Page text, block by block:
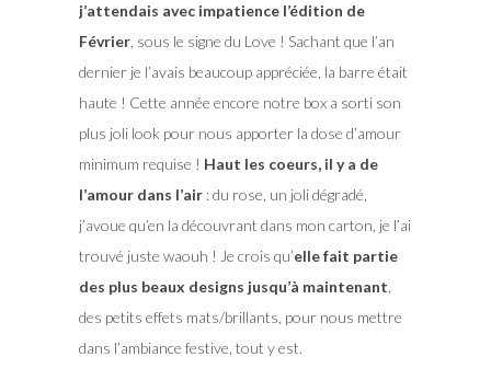
j’attendais avec impatience l’édition de
Février, sous le signe du Love ! Sachant que l’an
dernier je l’avais beaucoup appréciée, la barre était
haute ! Cette année encore notre box a sorti son
plus joli look pour nous apporter la dose d’amour
minimum requise ! Haut les coeurs, il y a de
l’amour dans l’air: du rose, un joli dégradé,
j’avoue qu’en la découvrant dans mon carton, je l’ai
trouvé juste waouh ! Je crois qu’elle fait partie
des plus beaux designs jusqu’à maintenant
des petits effets mats/brillants, pour nous mettre
dans l’ambiance festive, tout y est.